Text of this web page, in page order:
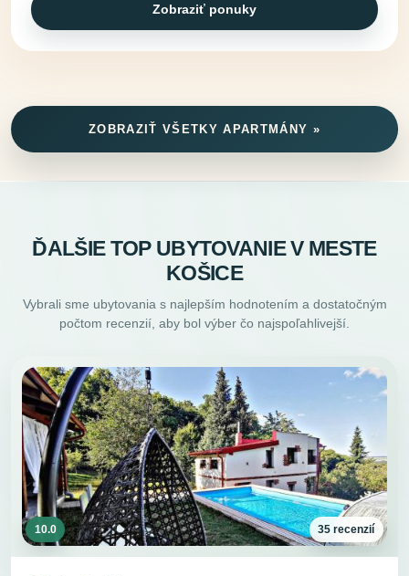
Zobraziť ponuky
ZOBRAZIŤ VŠETKY APARTMÁNY »
ĎALŠIE TOP UBYTOVANIE V MESTE
KOŠICE
Vybrali sme ubytovania s najlepším hodnotením a dostatočným
počtom recenzií, aby bol výber čo najspoľahlivejší.
10.0 35 recenzií